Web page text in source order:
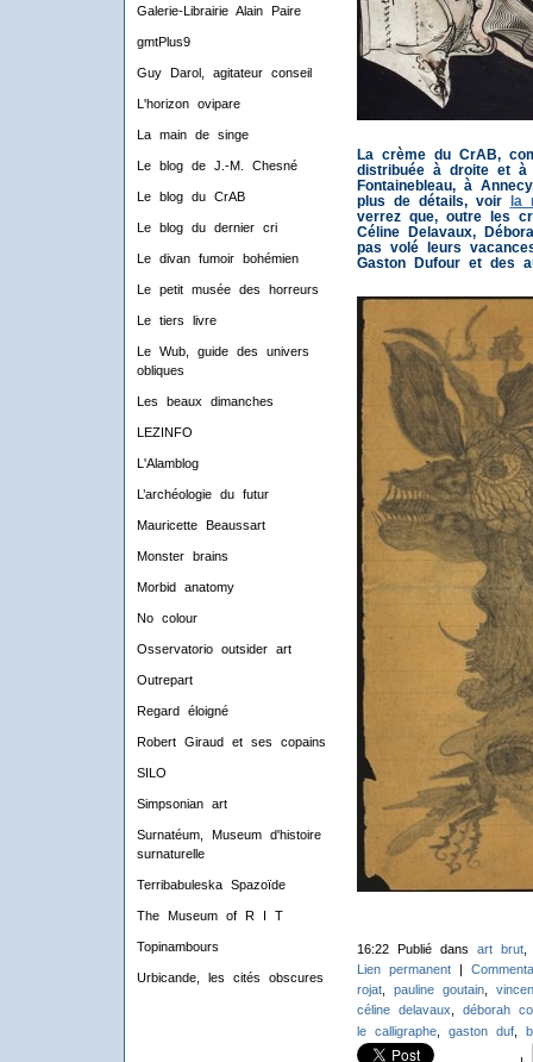
Galerie-Librairie Alain Paire
gmtPlus9
Guy Darol, agitateur conseil
L'horizon ovipare
La main de singe
Le blog de J.-M. Chesné
Le blog du CrAB
Le blog du dernier cri
Le divan fumoir bohémien
Le petit musée des horreurs
Le tiers livre
Le Wub, guide des univers
obliques
Les beaux dimanches
LEZINFO
L'Alamblog
L’archéologie du futur
Mauricette Beaussart
Monster brains
Morbid anatomy
No colour
Osservatorio outsider art
Outrepart
Regard éloigné
Robert Giraud et ses copains
SILO
Simpsonian art
Surnatéum, Museum d'histoire
surnaturelle
Terribabuleska Spazoïde
The Museum of R I T
Topinambours
Urbicande, les cités obscures
La crème du CrAB,
distribuée à droite et à
Fontainebleau, à
plus de détails, voir la
verrez que, outre les
Céline Delavaux,
pas volé leurs
Gaston Dufour et des
16:22 Publié dans art brut
Lien permanent|
rojat, pauline goutain,
céline delavaux
déborah
le calligraphe, gaston duf,